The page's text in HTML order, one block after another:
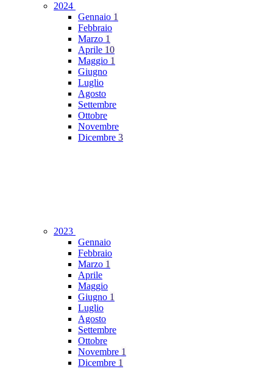
2024
Gennaio 1
Febbraio
Marzo 1
Aprile 10
Maggio 1
Giugno
Luglio
Agosto
Settembre
Ottobre
Novembre
Dicembre 3
2023
Gennaio
Febbraio
Marzo 1
Aprile
Maggio
Giugno 1
Luglio
Agosto
Settembre
Ottobre
Novembre 1
Dicembre 1